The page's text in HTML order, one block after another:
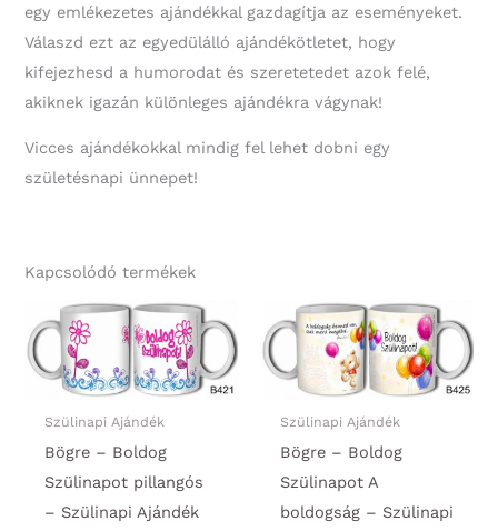
egy emlékezetes ajándékkal gazdagítja az eseményeket.
Válaszd ezt az egyedülálló ajándékötletet, hogy
kifejezhesd a humorodat és szeretetedet azok felé,
akiknek igazán különleges ajándékra vágynak!
Vicces ajándékokkal mindig fel lehet dobni egy
születésnapi ünnepet!
Kapcsolódó termékek
Szülinapi Ajándék
Bögre – Boldog
Szülinapot pillangós
– Szülinapi Ajándék
Szülinapi Ajándék
Bögre – Boldog
Szülinapot A
boldogság – Szülinapi